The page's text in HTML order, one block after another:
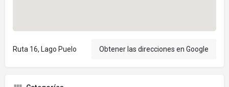
Ruta 16, Lago Puelo Obtener las direcciones en Google